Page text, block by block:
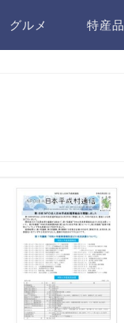
グルメ 特産品